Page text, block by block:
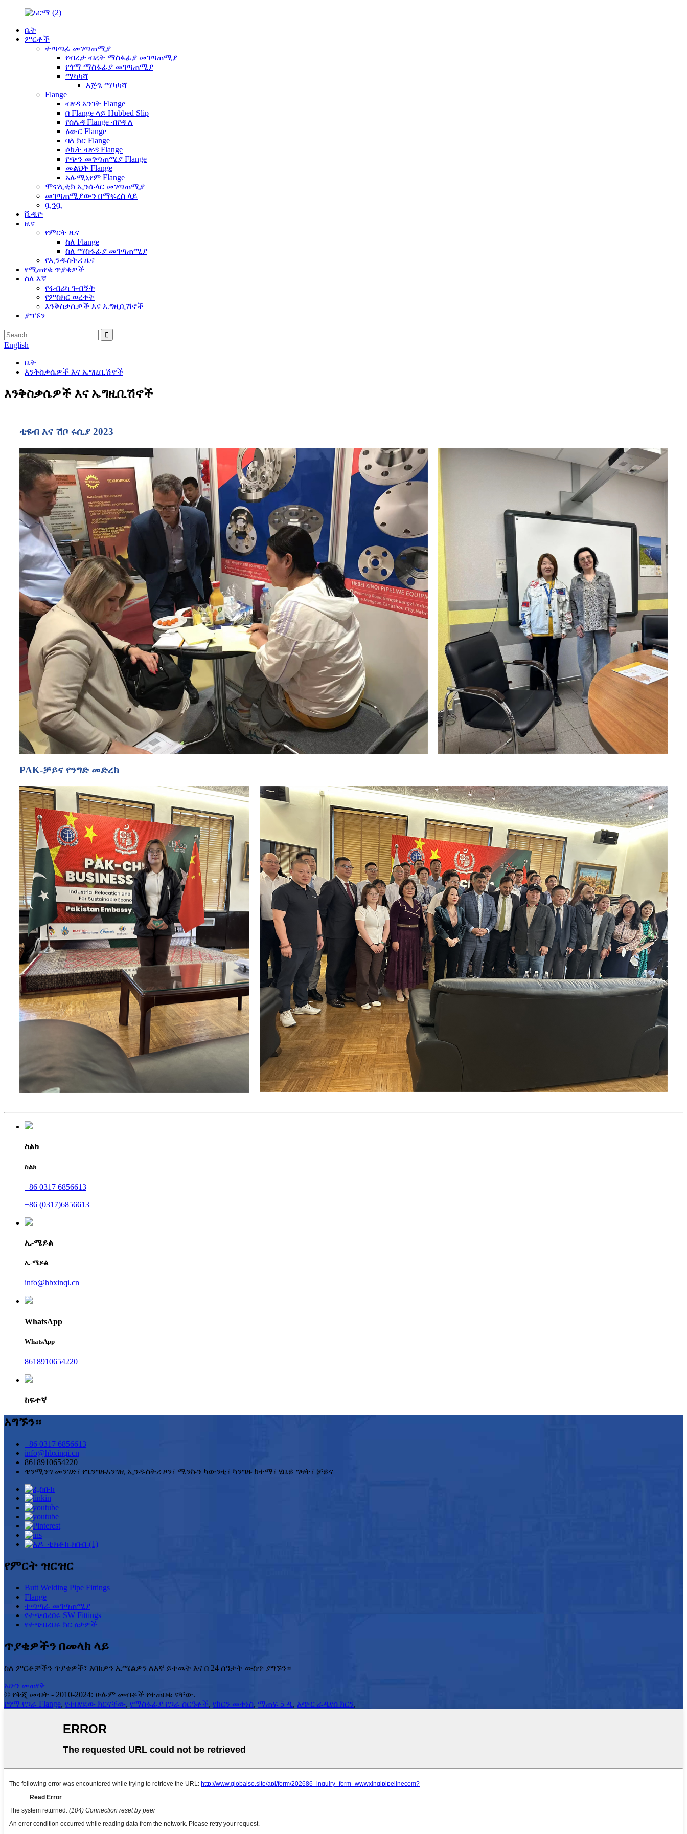
ቤት
ምርቶች
ተጣጣፊ መገጣጠሚያ
የብረታ ብረት ማስፋፊያ መገጣጠሚያ
የጎማ ማስፋፊያ መገጣጠሚያ
ማካካሻ
እጅጌ ማካካሻ
Flange
ብየዳ አንገት Flange
በ Flange ላይ Hubbed Slip
የሰሌዳ Flange ብየዳ ለ
ዕውር Flange
ባለ ክር Flange
ሶኬት ብየዳ Flange
የጭን መገጣጠሚያ Flange
መልህቅ Flange
አሉሚኒየም Flange
ሞኖሊቲክ ኢንሱላር መገጣጠሚያ
መገጣጠሚያውን በማፍረስ ላይ
ቧንቧ
ቪዲዮ
ዜና
የምርት ዜና
ስለ Flange
ስለ ማስፋፊያ መገጣጠሚያ
የኢንዱስትሪ ዜና
የሚጠየቁ ጥያቄዎች
ስለ እኛ
የፋብሪካ ጉብኝት
የምስክር ወረቀት
እንቅስቃሴዎች እና ኤግዚቢሽኖች
ያግኙን
English
ቤት
እንቅስቃሴዎች እና ኤግዚቢሽኖች
እንቅስቃሴዎች እና ኤግዚቢሽኖች
ቲዩብ እና ሽቦ ሩሲያ 2023
PAK-ቻይና የንግድ መድረክ
ስልክ
ስልክ
+86 0317 6856613
+86 (0317)6856613
ኢ-ሜይል
ኢ-ሜይል
info@hbxinqi.cn
WhatsApp
WhatsApp
8618910654220
ከፍተኛ
አግኙን።
+86 0317 6856613
info@hbxinqi.cn
8618910654220
ዌንሚንግ መንገድ፣ የጌንግዙአንግዚ ኢንዱስትሪ ዞን፣ ሜንኩን ካውንቲ፣ ካንግዙ ከተማ፣ ሄቤይ ግዛት፣ ቻይና
የምርት ዝርዝር
Butt Welding Pipe Fittings
Flange
ተጣጣፊ መገጣጠሚያ
የተጭበረበሩ SW Fittings
የተጭበረበሩ ክር ዕቃዎች
ጥያቄዎችን በመላክ ላይ
ስለ ምርቶቻችን ጥያቄዎች፣ እባክዎን ኢሜልዎን ለእኛ ይተዉት እና በ 24 ሰዓታት ውስጥ ያግኙን።
አሁን መጠየቅ
© የቅጂ መብት - 2010-2024: ሁሉም መብቶች የተጠበቁ ናቸው.
የጎማ የጋራ Flange, የተበየደው ክርናቸው, የማስፋፊያ የጋራ ስርዓቶች, የክርን መቀነስ, ማጠፍ 5 ዲ, አጭር ራዲየስ ክርን,